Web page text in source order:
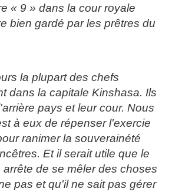
« 9 » dans la cour royale
bien gardé par les prêtres du
la plupart des chefs
dans la capitale Kinshasa. Ils
pays et leur cour. Nous
à eux de répenser l'exercie
ranimer la souverainété
Et il serait utile que le
de se mêler des choses
pas et qu'il ne sait pas gérer